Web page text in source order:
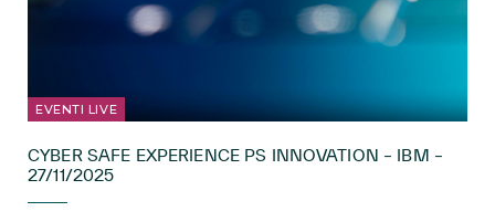
EVENTI LIVE
CYBER SAFE EXPERIENCE PS INNOVATION – IBM –
27/11/2025